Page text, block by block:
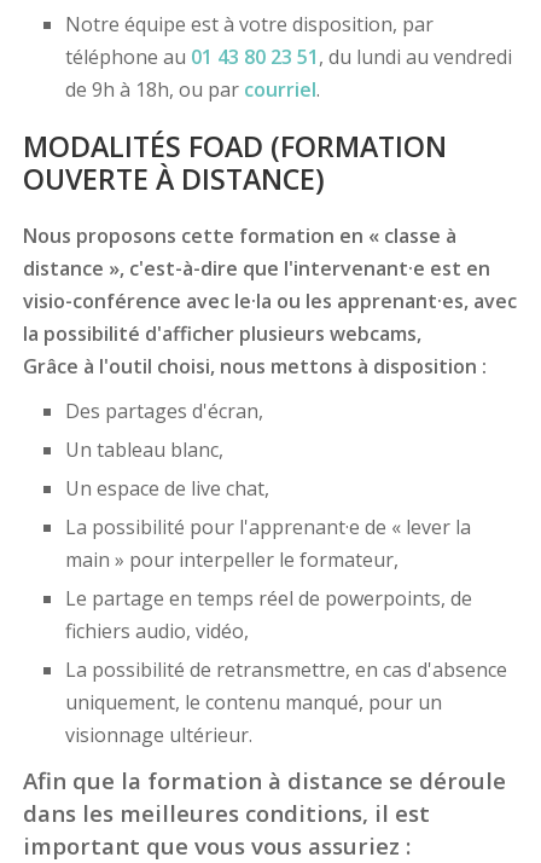
Notre équipe est à votre disposition, par
téléphone au 01 43 80 23 51, du lundi au vendredi
de 9h à 18h, ou par courriel.
MODALITÉS FOAD (FORMATION
OUVERTE À DISTANCE)
Nous proposons cette formation en « classe à
distance », c'est-à-dire que l'intervenant·e est en
visio-conférence avec le·la ou les apprenant·es, avec
la possibilité d'afficher plusieurs webcams,
Grâce à l'outil choisi, nous mettons à disposition :
Des partages d'écran,
Un tableau blanc,
Un espace de live chat,
La possibilité pour l'apprenant·e de « lever la
main » pour interpeller le formateur,
Le partage en temps réel de powerpoints, de
fichiers audio, vidéo,
La possibilité de retransmettre, en cas d'absence
uniquement, le contenu manqué, pour un
visionnage ultérieur.
Afin que la formation à distance se déroule
dans les meilleures conditions, il est
important que vous vous assuriez :